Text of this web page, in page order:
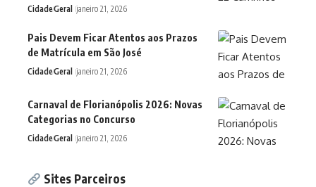
CidadeGeral janeiro 21, 2026
Pais Devem Ficar Atentos aos Prazos
de Matrícula em São José
CidadeGeral janeiro 21, 2026
Carnaval de Florianópolis 2026: Novas
Categorias no Concurso
CidadeGeral janeiro 21, 2026
Sites Parceiros